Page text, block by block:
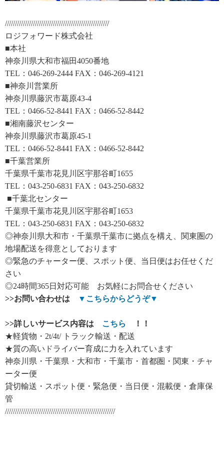
////////////////////////////////////////////////////
ロジフォワード株式会社
■本社
神奈川県大和市福田4050番地
TEL：046-269-2444 FAX：046-269-4121
■神奈川営業所
神奈川県藤沢市葛原43-4
TEL：0466-52-8441 FAX：0466-52-8442
■湘南藤沢センター
神奈川県藤沢市葛原45-1
TEL：0466-52-8441 FAX：0466-52-8442
■千葉営業所
千葉県千葉市花見川区宇那谷町1655
TEL：043-250-6831 FAX：043-250-6832
■千葉北センター
千葉県千葉市花見川区宇那谷町1653
TEL：043-250-6831 FAX：043-250-6832
◎神奈川県大和市・千葉県千葉市に拠点を構え、関東圏の
地場配送を得意としております
◎緊急のチャーター便、スポット便、当日便はお任せくだ
さい
◎24時間365日対応可能 お気軽にお問合せください
>>お問い合わせは ▼ こちらからどうぞ▼
>>詳しいサービス内容は こちら
！！
★軽貨物・2t/4t/ トラック輸送・配送
★質の高いドライバー育成に力を入れています
神奈川県・千葉県・大和市・千葉市・首都圏・関東・チャ
ーター便
貸切輸送・スポット便・緊急便・当日便・混載便・倉庫保
管
///////////////////////////////////////////////////////